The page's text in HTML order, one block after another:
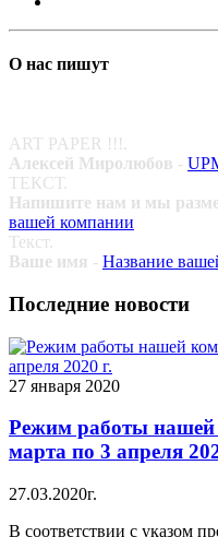
О нас пишут
ART PAPER !!!.
Алексей Миролюбов -
ТЕКСТ.
Напишите нам и мы
вашей компании
Текст.
Ваше имя - Название
Последние новости
27 января 2020
Режим работы нашей
марта по 3 апреля
27.03.2020г.
В соответствии с указом